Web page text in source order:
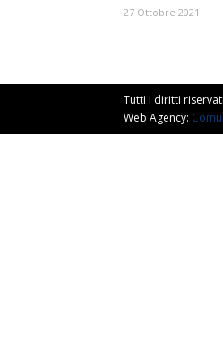
27 Ottobre 2021
Tutti i diritti
Web Agency: